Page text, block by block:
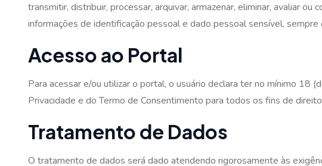
transmitir, distribuir, processar, arquivar, armazenar, eliminar, avaliar
informações de identificação pessoal e dado pessoal sensível,
Acesso ao Portal
Para acessar e/ou utilizar o portal, o usuário declara ter no mínimo 18
Privacidade e do Termo de Consentimento para todos os fins de
Tratamento de Dados
O tratamento de dados será dado atendendo rigorosamente às